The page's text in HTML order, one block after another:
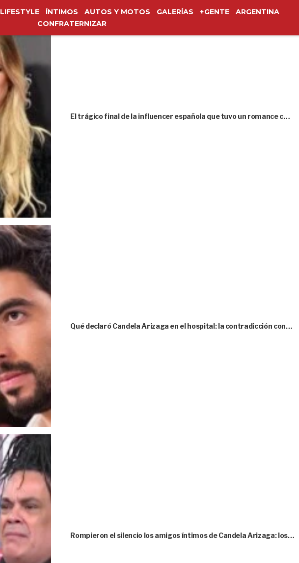
LIFESTYLE ÍNTIMOS AUTOS Y MOTOS GALERÍAS +GENTE
ARGENTINA
CONFRATERNIZAR
El trágico final de la influencer española que tuvo un romance c…
Qué declaró Candela Arizaga en el hospital: la contradicción con…
Rompieron el silencio los amigos íntimos de Candela Arizaga: los…